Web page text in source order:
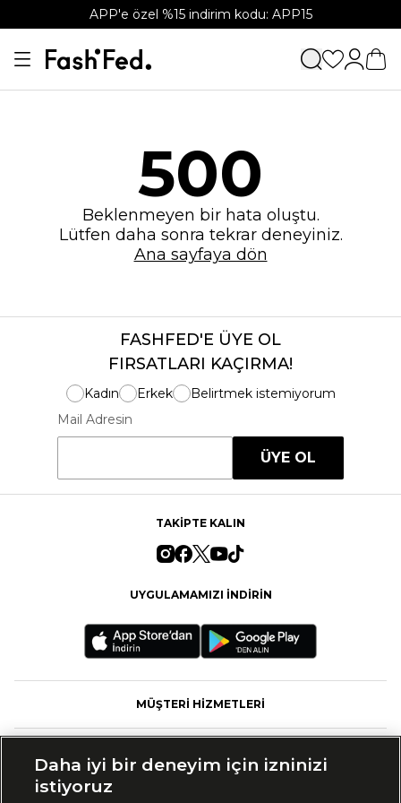
APP'e özel %15 indirim kodu: APP15
500
Beklenmeyen bir hata oluştu.
Lütfen daha sonra tekrar deneyiniz.
Ana sayfaya dön
FASHFED'E ÜYE OL
FIRSATLARI KAÇIRMA!
Kadın Erkek
Belirtmek istemiyorum
Mail Adresin
ÜYE OL
TAKİPTE KALIN
UYGULAMAMIZI İNDİRİN
MÜŞTERİ HİZMETLERİ
Daha iyi bir deneyim için izninizi
istiyoruz